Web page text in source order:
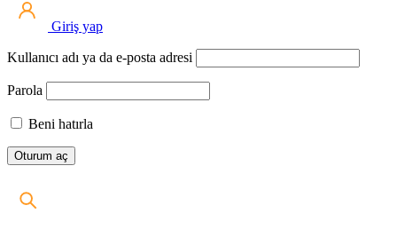
Giriş yap
Kullanıcı adı ya da e-posta adresi
Parola
Beni hatırla